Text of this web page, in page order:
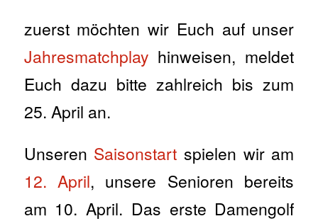
zuerst möchten wir Euch auf unser
Jahresmatchplay hinweisen, meldet
Euch dazu bitte zahlreich bis zum
25. April an.
Unseren Saisonstart spielen wir am
12. April, unsere Senioren bereits
am 10. April. Das erste Damengolf